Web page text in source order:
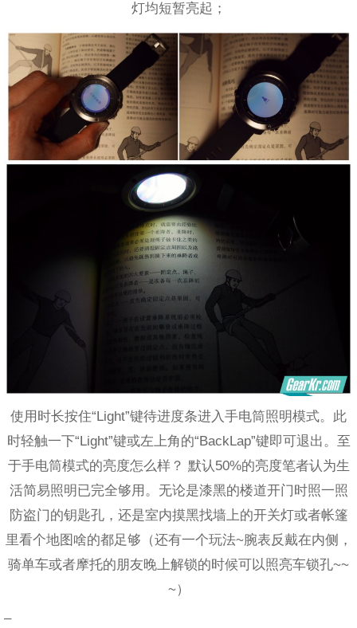
灯均短暂亮起；
使用时长按住“Light”键待进度条进入手电筒照明模式。此
时轻触一下“Light”键或左上角的“BackLap”键即可退出。至
于手电筒模式的亮度怎么样？ 默认50%的亮度笔者认为生
活简易照明已完全够用。无论是漆黑的楼道开门时照一照
防盗门的钥匙孔，还是室内摸黑找墙上的开关灯或者帐篷
里看个地图啥的都足够（还有一个玩法~腕表反戴在内侧，
骑单车或者摩托的朋友晚上解锁的时候可以照亮车锁孔~~
~）
–